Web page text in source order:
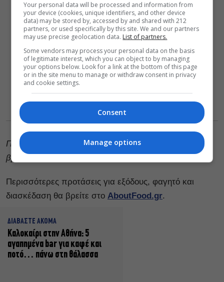
Περισσότερες πληροφορίες για το Caretta μπορείτε να
βρείτε
Περισσότερες προτάσεις για εξόδους, φαγητό και
διασκέδαση θα βρείτε στο AboutFood.gr.
ΔΙΑΒΑΣΤΕ ΑΚΟΜΑ
Καλοκαίρι στην Αθήνα: 5
αγαπημένα bar για καφέ και
ποτό… πάνω στη θάλασσα
Your personal data will be processed and information from
your device (cookies, unique identifiers, and other device
data) may be stored by, accessed by and shared with 212
partners, or used specifically by this site. We and our partners
may use precise geolocation data. List of partners.
Some vendors may process your personal data on the basis
of legitimate interest, which you can object to by managing
your options below. Look for a link at the bottom of this page
or in the site menu to manage or withdraw consent in privacy
and cookie settings.
Consent
Manage options